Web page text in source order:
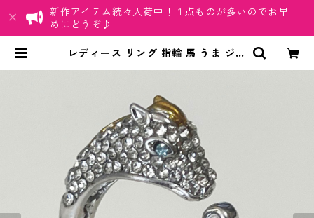
新作アイテム続々入荷中！１点ものが多いのでお早
めにどうぞ♪
レディース リング 指輪 馬 うま ジル